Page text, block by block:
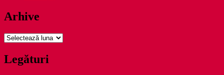
Arhive
Arhive
Legături